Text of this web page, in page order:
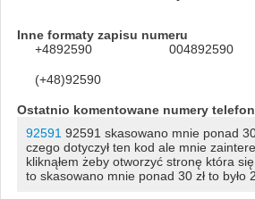
Inne formaty zapisu numeru
+4892590
004892590
(+48)92590
Ostatnio komentowane numery
92591 92591 skasowano mnie ponad
czego dotyczył ten kod ale mnie
kliknąłem żeby otworzyć stronę która
to skasowano mnie ponad 30 zł to było